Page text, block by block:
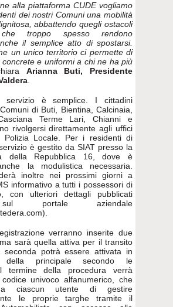
alla piattaforma CUDE vogliamo
dei nostri Comuni una mobilità
abbattendo quegli ostacoli
che troppo spesso rendono
il semplice atto di spostarsi.
un unico territorio ci permette di
e uniformi a chi ne ha più
Arianna Buti, Presidente
servizio è semplice. I cittadini
di Buti, Bientina, Calcinaia,
Terme Lari, Chianni e
rivolgersi direttamente agli uffici
Polizia Locale. Per i residenti di
è gestito da SIAT presso la
della Repubblica 16, dove è
la modulistica necessaria.
inoltre nei prossimi giorni a
informativo a tutti i possessori di
con ulteriori dettagli pubblicati
portale aziendale
verranno inserite due
sarà quella attiva per il transito
seconda potrà essere attivata in
della principale secondo le
termine della procedura verrà
univoco alfanumerico, che
a ciascun utente di gestire
le proprie targhe tramite il